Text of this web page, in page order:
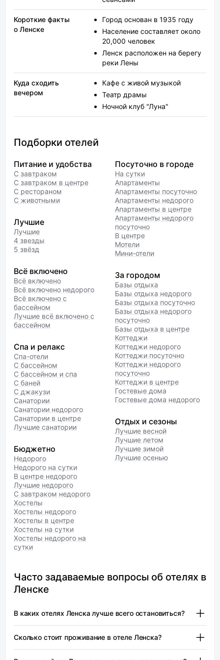
Короткие факты
о Ленске
Город основан в 1935 году
Население составляет около
20,000 человек
Ленск расположен на берегу
реки Лены
Куда сходить
вечером
Кафе с живой музыкой
Театр драмы
Ночной клуб "Луна"
Подборки отелей
Питание и удобства
С завтраком
С завтраком в центре
С рестораном
С животными
Лучшие
Лучшие
4 звезды
5 звёзд
Всё включено
Всё включено
Всё включено недорого
Всё включено с
бассейном
Лучшие всё включено с
бассейном
Спа и релакс
Спа-отели
С бассейном
С бассейном и спа
С баней
С джакузи
Санатории
Санатории недорого
Санатории в центре
Лучшие санатории
Бюджетно
Недорого
Недорого на сутки
В центре недорого
Лучшие недорого
С завтраком недорого
Хостелы
Хостелы недорого
Хостелы в центре
Хостелы на сутки
Хостелы недорого на
сутки
Посуточно в городе
На сутки
Апартаменты
Апартаменты посуточно
Апартаменты недорого
Апартаменты в центре
Апартаменты недорого
посуточно
В центре
Мотели
Мини-отели
За городом
Базы отдыха
Базы отдыха недорого
Базы отдыха посуточно
Базы отдыха недорого
посуточно
Базы отдыха в центре
Коттеджи
Коттеджи недорого
Коттеджи посуточно
Коттеджи недорого
посуточно
Коттеджи в центре
Гостевые дома
Гостевые дома недорого
Отдых и сезоны
Лучшие весной
Лучшие летом
Лучшие зимой
Лучшие осенью
Часто задаваемые вопросы об отелях в
Ленске
В каких отелях Ленска лучше всего остановиться?
При выборе отеля в Ленске стоит обратить внимание на
Сколько стоит проживание в отеле Ленска?